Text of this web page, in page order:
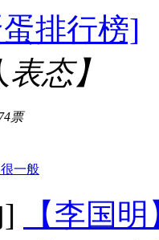
排行榜]
表态】
票
很一般
【李国